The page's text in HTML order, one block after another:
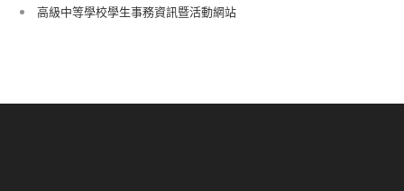
高級中等學校學生事務資訊暨活動網站